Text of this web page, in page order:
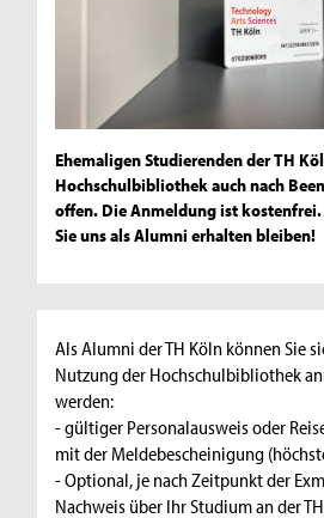
Ehemaligen Studierenden der TH
Hochschulbibliothek auch nach
offen. Die Anmeldung ist kostenfrei.
Sie uns als Alumni erhalten bleiben!
Als Alumni der TH Köln können Sie
Nutzung der Hochschulbibliothek
werden:
- gültiger Personalausweis oder
mit der Meldebescheinigung
- Optional, je nach Zeitpunkt der
Nachweis über Ihr Studium an der